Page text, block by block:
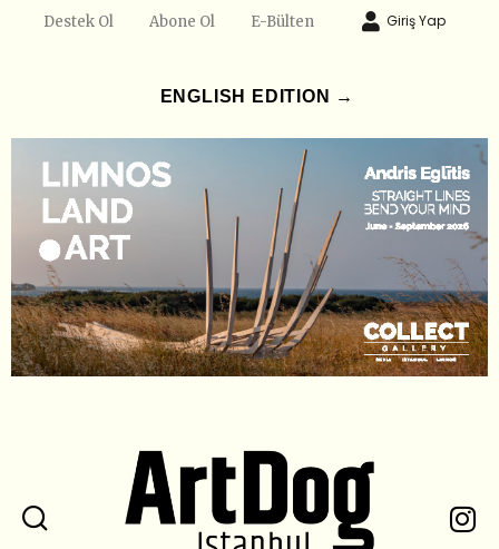
Destek Ol Abone Ol E-Bülten Giriş Yap
ENGLISH EDITION →